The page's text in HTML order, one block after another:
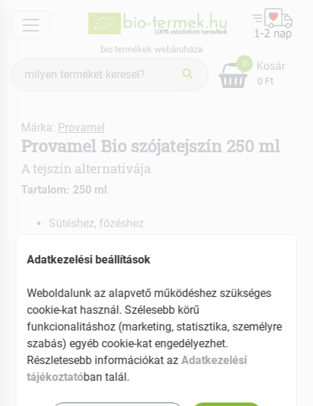
menu
bio termékek webáruháza
keresés
0
0 Ft
Kosár
Márka: Provamel
Provamel Bio szójatejszín 250 ml
A tejszín alternatívája
Tartalom: 250 ml
Sütéshez, főzéshez
Habbá nem verhető
Adatkezelési beállítások
Weboldalunk az alapvető működéshez szükséges
cookie-kat használ. Szélesebb körű
funkcionalitáshoz (marketing, statisztika, személyre
szabás) egyéb cookie-kat engedélyezhet.
Részletesebb információkat az Adatkezelési
tájékoztatóban talál.